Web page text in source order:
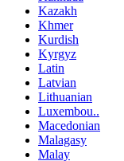
Kazakh
Khmer
Kurdish
Kyrgyz
Latin
Latvian
Lithuanian
Luxembou..
Macedonian
Malagasy
Malay